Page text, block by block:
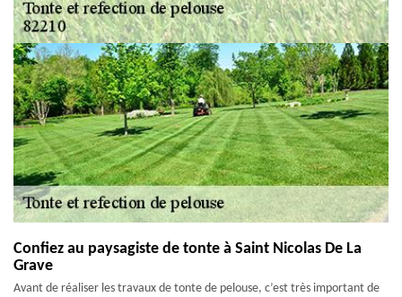
Confiez au paysagiste de tonte à Saint Nicolas De La
Grave
Avant de réaliser les travaux de tonte de pelouse, c’est très important de